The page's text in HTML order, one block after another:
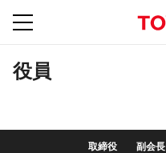
役員
取締役 副会長